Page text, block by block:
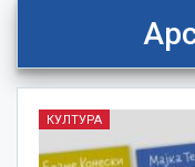
КУЛТУРА